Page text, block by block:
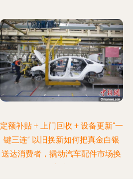
定额补贴 + 上门回收 + 设备更新“一
键三连” 以旧换新如何把真金白银
送达消费者，撬动汽车配件市场换